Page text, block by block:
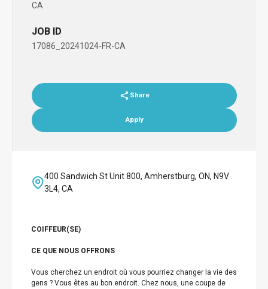
CA
JOB ID
17086_20241024-FR-CA
Share
Apply
400 Sandwich St Unit 800, Amherstburg, ON, N9V
3L4, CA
COIFFEUR(SE)
CE QUE NOUS OFFRONS
Vous cherchez un endroit où vous pourriez changer la vie des
gens ? Vous êtes au bon endroit. Chez nous, une coupe de